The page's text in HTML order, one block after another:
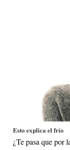
Esto explica el frío
¿Te pasa que por